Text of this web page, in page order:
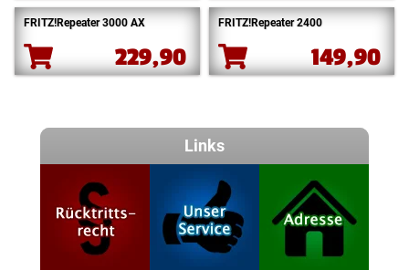
FRITZ!Repeater 3000 AX
229,90
FRITZ!Repeater 2400
149,90
Links